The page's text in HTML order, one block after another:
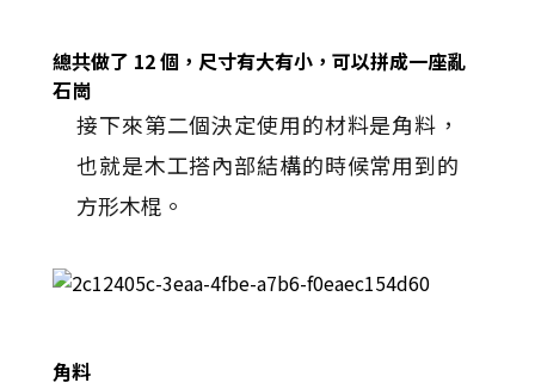
總共做了 12 個，尺寸有大有小，可以拼成一座亂
石崗
接下來第二個決定使用的材料是角料，
也就是木工搭內部結構的時候常用到的
方形木棍。
角料